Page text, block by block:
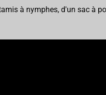
à nymphes, d'un sac à